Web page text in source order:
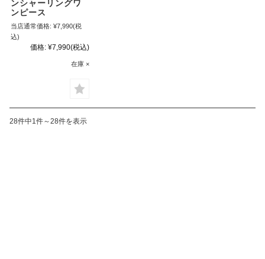
ンシャーリングワ
ンピース
当店通常価格: ¥7,990(税
込)
価格: ¥7,990(税込)
在庫 ×
28件中1件～28件を表示